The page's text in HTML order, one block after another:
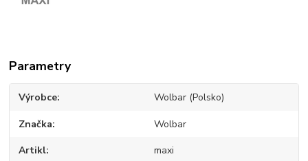
Parametry
Výrobce Wolbar (Polsko)
Značka Wolbar
Artikl maxi